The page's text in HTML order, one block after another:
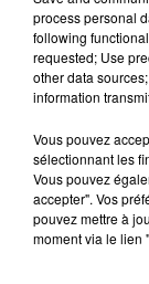
process personal
following
requested; Use
other data
information
Vous pouvez
sélectionnant les
Vous pouvez
accepter". Vos
pouvez mettre à
moment via le lien